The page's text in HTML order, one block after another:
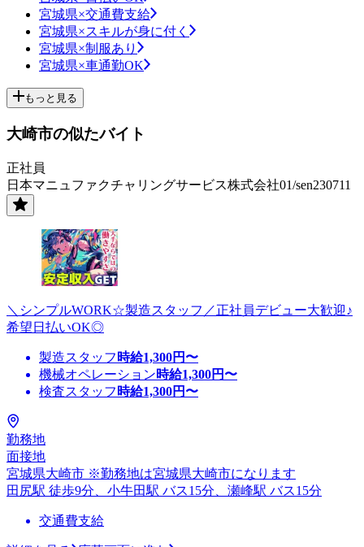
宮城県×交通費支給
宮城県×スキルが身に付く
宮城県×制服あり
宮城県×車通勤OK
もっと見る
大崎市の似たバイト
正社員
日本マニュファクチャリングサービス株式会社01/sen230711
＼シンプルWORK☆製造スタッフ／正社員デビュー大歓迎♪
希望日払いOK◎
製造スタッフ 時給1,300円〜
機械オペレーション時給1,300円〜
検査スタッフ 時給1,300円〜
勤務地
面接地
宮城県大崎市 ※勤務地は宮城県大崎市になります
田尻駅 徒歩9分、小牛田駅 バス15分、瀬峰駅 バス15分
交通費支給